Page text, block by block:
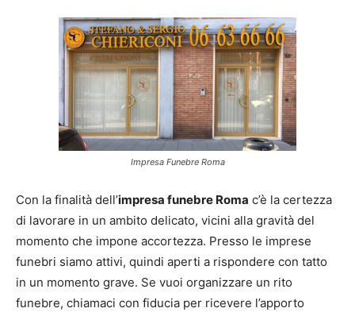
Impresa Funebre Roma
Con la finalità dell’impresa funebre Roma c’è la certezza
di lavorare in un ambito delicato, vicini alla gravità del
momento che impone accortezza. Presso le imprese
funebri siamo attivi, quindi aperti a rispondere con tatto
in un momento grave. Se vuoi organizzare un rito
funebre, chiamaci con fiducia per ricevere l’apporto